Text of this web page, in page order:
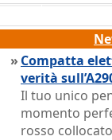
» Compatta
verità
Il tuo unico
momento
rosso